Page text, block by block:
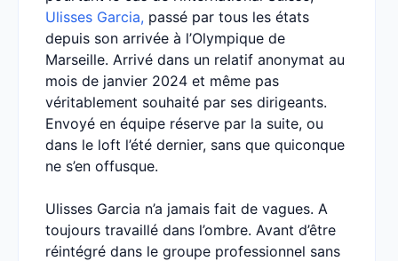
Ulisses Garcia, passé par tous les états
depuis son arrivée à l’Olympique de
Marseille. Arrivé dans un relatif anonymat au
mois de janvier 2024 et même pas
véritablement souhaité par ses dirigeants.
Envoyé en équipe réserve par la suite, ou
dans le loft l’été dernier, sans que quiconque
ne s’en offusque.
Ulisses Garcia n’a jamais fait de vagues. A
toujours travaillé dans l’ombre. Avant d’être
réintégré dans le groupe professionnel sans